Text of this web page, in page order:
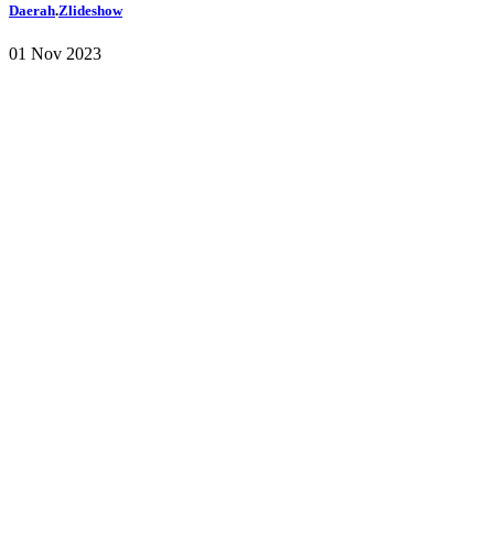
Daerah.Zlideshow
01 Nov 2023